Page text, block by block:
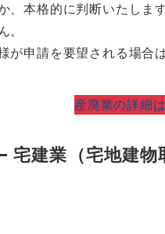
、本格的に判断いたします
。
が申請を要望される場合
産廃業の詳細
宅建業（宅地建物